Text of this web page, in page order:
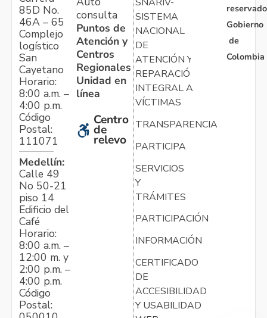
85D No.
46A – 65
Complejo
logístico
San
Cayetano
Horario:
8:00 a.m. –
4:00 p.m.
Código
Postal:
111071
Medellín:
Calle 49
No 50-21
piso 14
Edificio del
Café
Horario:
8:00 a.m. –
12:00 m. y
2:00 p.m. –
4:00 p.m.
Código
Postal:
consulta
Puntos de
Atención y
Centros
Regionales
Unidad en
línea
Centro
de
relevo
SISTEMA
NACIONAL
DE
ATENCIÓN Y
REPARACIÓN
INTEGRAL A
VÍCTIMAS
TRANSPARENCIA
PARTICIPA
SERVICIOS
Y
TRÁMITES
PARTICIPACIÓN
INFORMACIÓN
CERTIFICADO
DE
ACCESIBILIDAD
Y USABILIDAD
Gobierno
de
Colombia